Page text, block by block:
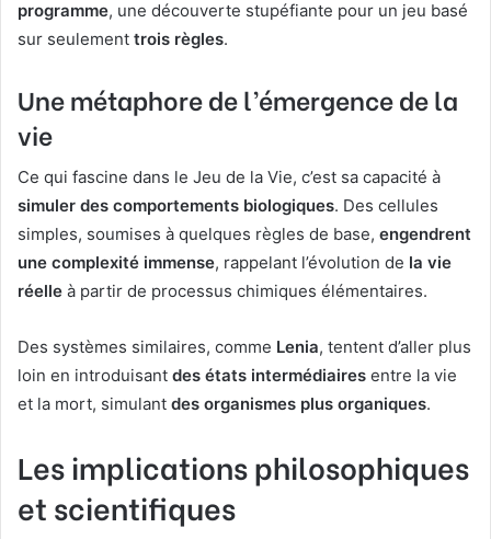
programme, une découverte stupéfiante pour un jeu basé
sur seulement trois règles.
Une métaphore de l’émergence de la
vie
Ce qui fascine dans le Jeu de la Vie, c’est sa capacité à
simuler des comportements biologiques. Des cellules
simples, soumises à quelques règles de base, engendrent
une complexité immense, rappelant l’évolution de la vie
réelle à partir de processus chimiques élémentaires.
Des systèmes similaires, comme Lenia, tentent d’aller plus
loin en introduisant des états intermédiaires entre la vie
et la mort, simulant des organismes plus organiques.
Les implications philosophiques
et scientifiques